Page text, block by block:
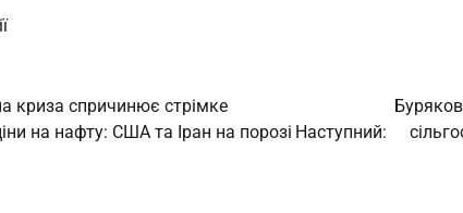
криза спричинює стрімке
на нафту: США та Іран на порозі Наступний: